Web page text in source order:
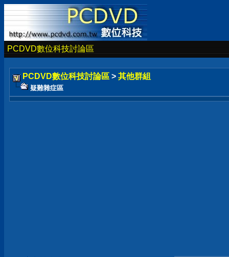
PCDVD數位科技討論區
PCDVD數位科技討論區 > 其他群組
疑難雜症區